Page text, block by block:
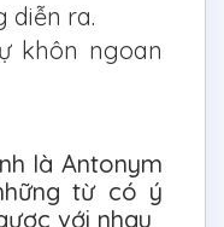
diễn ra.
khôn ngoan
là Antonym
từ có ý
với nhau